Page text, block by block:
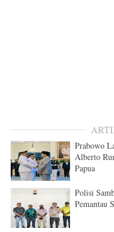
Prabowo
Alberto
Papua
Polisi
Pemantau